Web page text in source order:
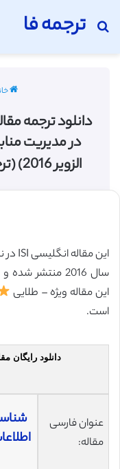
ترجمه فا
جستجو برای
در مدیریت
الزویر 2016) (ترجمه ویژه – طلایی
این مقاله ویژه – طلایی
است.
دانلود رایگان
عنوان فارسی
مقاله: